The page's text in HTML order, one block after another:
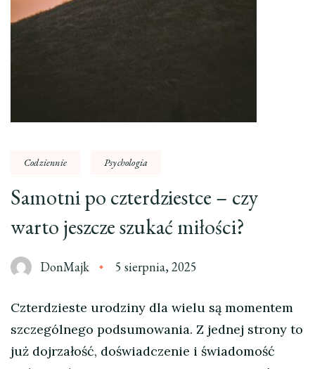
Codziennie Psychologia
Samotni po czterdziestce – czy
warto jeszcze szukać miłości?
DonMajk 5 sierpnia, 2025
Czterdzieste urodziny dla wielu są momentem
szczególnego podsumowania. Z jednej strony to
już dojrzałość, doświadczenie i świadomość